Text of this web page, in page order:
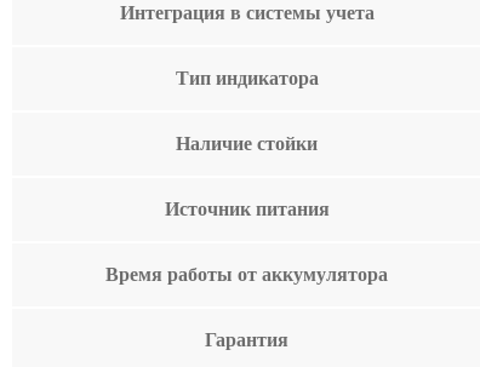
Интеграция в системы учета
Тип индикатора
Наличие стойки
Источник питания
Время работы от аккумулятора
Гарантия